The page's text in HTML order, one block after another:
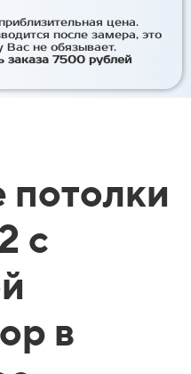
цена.
после замера, это
Вас не обязывает.
заказа 7500 рублей
с
в